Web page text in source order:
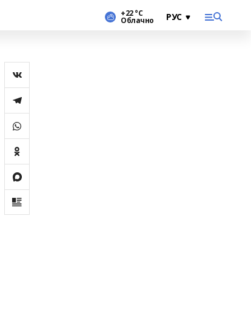
+22 °С
Облачно